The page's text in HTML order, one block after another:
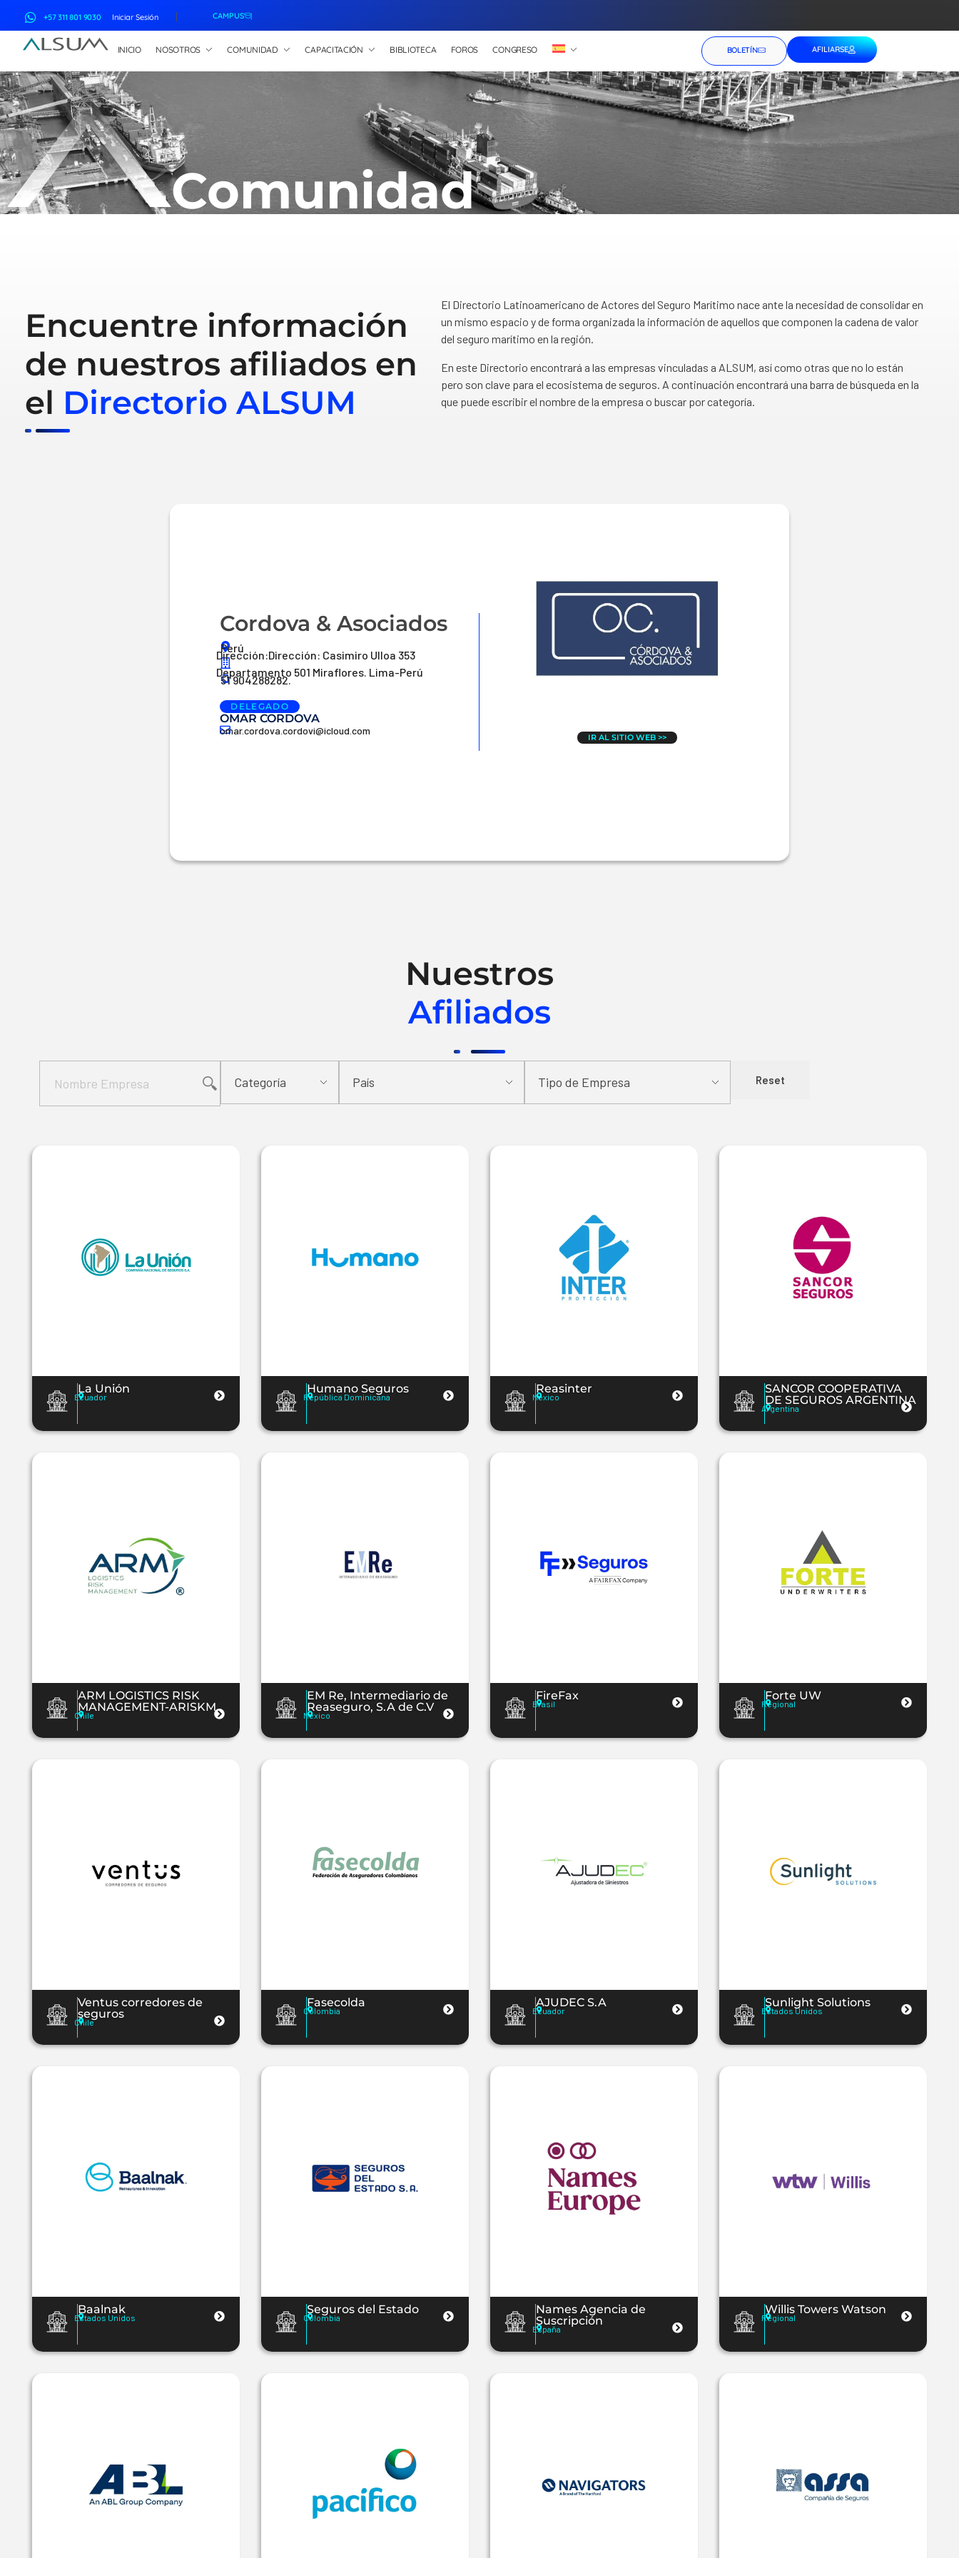
+57 311 801 9030 Iniciar Sesión CAMPUS
INICIO NOSOTROS COMUNIDAD CAPACITACIÓN BIBLIOTECA FOROS CONGRESO BOLETÍN AFILIARSE
Comunidad
Encuentre información
de nuestros afiliados en
el Directorio ALSUM
El Directorio Latinoamericano de Actores del Seguro Marítimo nace ante la necesidad de consolidar en
un mismo espacio y de forma organizada la información de aquellos que componen la cadena de valor
del seguro marítimo en la región.
En este Directorio encontrará a las empresas vinculadas a ALSUM, así como otras que no lo están
pero son clave para el ecosistema de seguros. A continuación encontrará una barra de búsqueda en la
que puede escribir el nombre de la empresa o buscar por categoría.
Cordova & Asociados
Perú
Dirección:Dirección: Casimiro Ulloa 353
Departamento 501 Miraflores. Lima-Perú
51 904288282.
DELEGADO
OMAR CORDOVA
omar.cordova.cordovi@icloud.com
IR AL SITIO WEB >>
Nuestros
Afiliados
Reset
La Unión
Ecuador
Humano Seguros
República Dominicana
Reasinter
Mexico
SANCOR COOPERATIVA
DE SEGUROS ARGENTINA
Argentina
ARM LOGISTICS RISK
MANAGEMENT-ARISKM
Chile
EM Re, Intermediario de
Reaseguro, S.A de C.V
México
FireFax
Brasil
Forte UW
Regional
Ventus corredores de
seguros
Chile
Fasecolda
Colombia
AJUDEC S.A
Ecuador
Sunlight Solutions
Estados Unidos
Baalnak
Estados Unidos
Seguros del Estado
Colombia
Names Agencia de
Suscripción
España
Willis Towers Watson
Regional